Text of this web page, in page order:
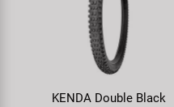
KENDA Double Black